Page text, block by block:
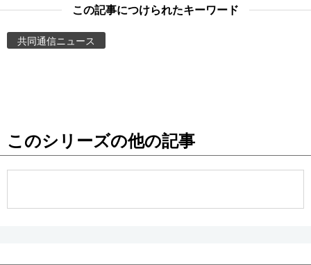
東京
この記事につけられたキーワード
共同通信ニュース
このシリーズの他の記事